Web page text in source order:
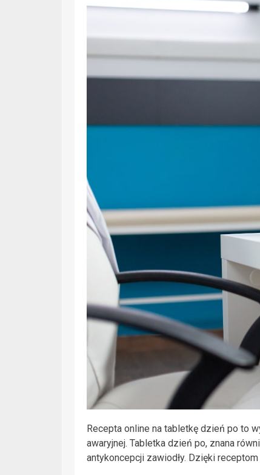
Recepta online na tabletkę dzień po to
awaryjnej. Tabletka dzień po, znana
antykoncepcji zawiodły. Dzięki